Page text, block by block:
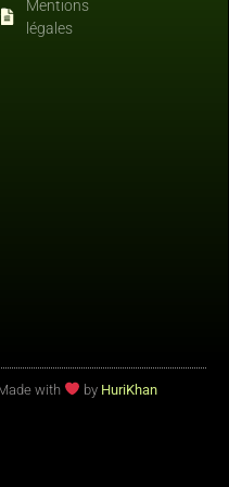
Mentions
légales
with by HuriKhan